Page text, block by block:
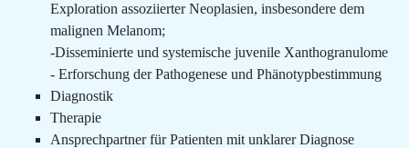
Exploration assoziierter Neoplasien, insbesondere dem
malignen Melanom;
-Disseminierte und systemische juvenile Xanthogranulome
- Erforschung der Pathogenese und Phänotypbestimmung
Diagnostik
Therapie
Ansprechpartner für Patienten mit unklarer Diagnose